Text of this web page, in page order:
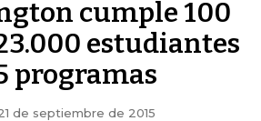
cumple 100
estudiantes
programas
de septiembre de 2015